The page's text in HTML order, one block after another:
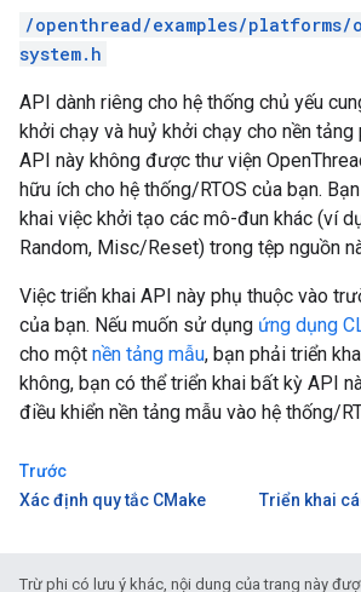
/openthread/examples/platforms/
system.h
API dành riêng cho hệ thống chủ yếu
khởi chạy và huỷ khởi chạy cho nền tảng
API này không được thư viện
hữu ích cho hệ thống/RTOS của bạn.
khai việc khởi tạo các mô-đun khác (ví
Random, Misc/Reset) trong tệp nguồn
Việc triển khai API này phụ thuộc vào
của bạn. Nếu muốn sử dụng ứng dụng
cho một nền tảng mẫu, bạn phải triển
không, bạn có thể triển khai bất kỳ API
điều khiển nền tảng mẫu vào hệ thống/
Trước
Xác định quy tắc CMake
Triển khai
Trừ phi có lưu ý khác, nội dung của trang này